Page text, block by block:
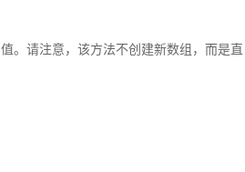
值。请注意，该方法不创建新数组，而是直